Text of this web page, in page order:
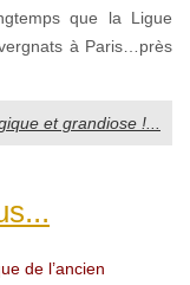
que la Ligue
à Paris…près
et grandiose !...
de l’ancien